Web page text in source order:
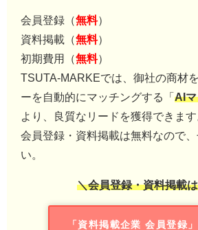
会員登録（無料）
資料掲載（無料）
初期費用（無料）
TSUTA-MARKEでは、御社の商材
ーを自動的にマッチングする「 AI
より、良質なリードを獲得できます
会員登録・資料掲載は無料なので
い。
＼会員登録・資料掲載
「資料掲載企業 会員登録